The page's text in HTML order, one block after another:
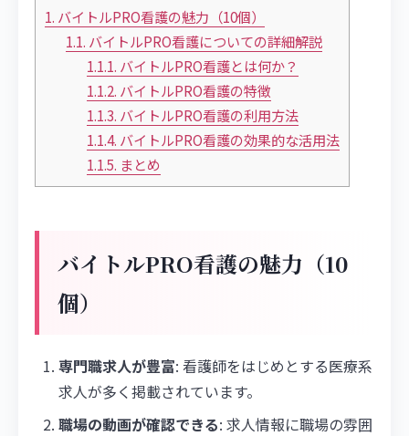
1. バイトルPRO看護の魅力（10個）
1.1. バイトルPRO看護についての詳細解説
1.1.1. バイトルPRO看護とは何か？
1.1.2. バイトルPRO看護の特徴
1.1.3. バイトルPRO看護の利用方法
1.1.4. バイトルPRO看護の効果的な活用法
1.1.5. まとめ
バイトルPRO看護の魅力（10
個）
専門職求人が豊富: 看護師をはじめとする医療系
求人が多く掲載されています。
職場の動画が確認できる: 求人情報に職場の雰囲